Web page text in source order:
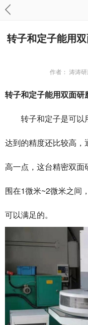
转子和定子能用
作者： 涛涛研
转子和定子能用双面研
转子和定子是可以
达到的精度还比较高
高一点，这台精密双面
围在1微米~2微米之间
可以满足的。